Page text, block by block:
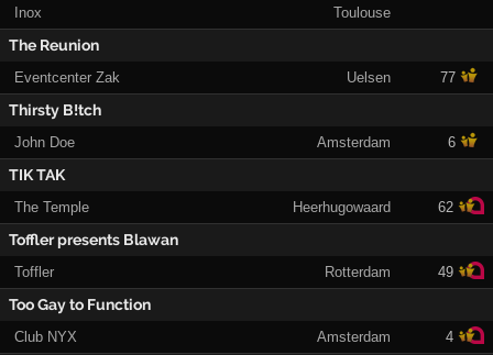
Inox Toulouse
The Reunion
Eventcenter Zak Uelsen 77
Thirsty B!tch
John Doe Amsterdam 6
TIK TAK
The Temple Heerhugowaard 62
Toffler presents Blawan
Toffler Rotterdam 49
Too Gay to Function
Club NYX Amsterdam 4